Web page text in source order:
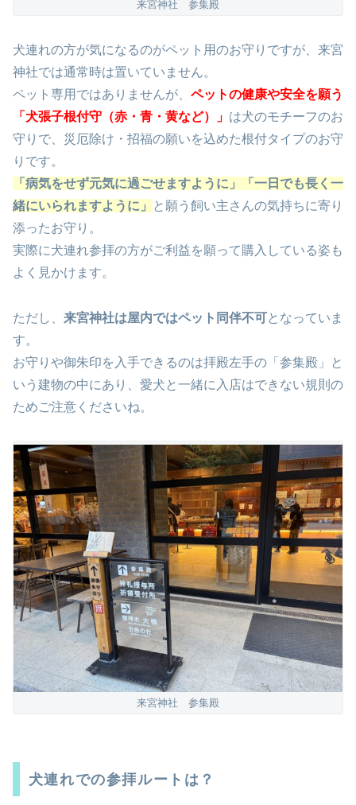
来宮神社 参集殿
犬連れの方が気になるのがペット用のお守りですが、来宮
神社では通常時は置いていません。
ペット専用ではありませんが、 ペットの健康や安全を願う
「犬張子根付守（赤・青・黄など）」 は犬のモチーフのお
守りで、災厄除け・招福の願いを込めた根付タイプのお守
りです。
「病気をせず元気に過ごせますように」「一日でも長く一
緒にいられますように」
と願う飼い主さんの気持ちに寄り
添ったお守り。
実際に犬連れ参拝の方がご利益を願って購入している姿も
よく見かけます。
ただし、 来宮神社は屋内ではペット同伴不可となっていま
す。
お守りや御朱印を入手できるのは拝殿左手の「参集殿」と
いう建物の中にあり、愛犬と一緒に入店はできない規則の
ためご注意くださいね。
来宮神社 参集殿
犬連れでの参拝ルートは？